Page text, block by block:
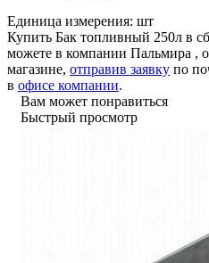
Единица измерения: шт
Купить Бак топливный 250л в
можете в компании Пальмира ,
магазине, отправив заявку по
в офисе компании.
Вам может понравиться
Быстрый просмотр